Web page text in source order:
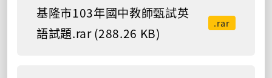
基隆市103年國中教師甄試英
語試題.rar (288.26 KB)
.rar